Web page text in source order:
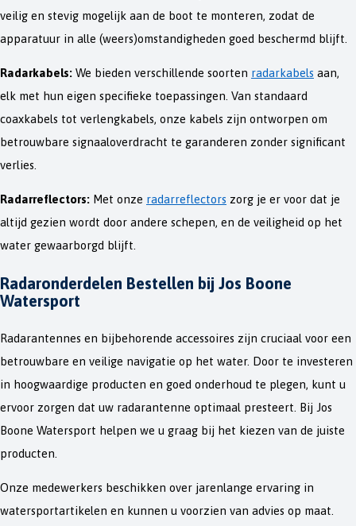
veilig en stevig mogelijk aan de boot te monteren, zodat de
apparatuur in alle (weers)omstandigheden goed beschermd blijft.
Radarkabels: We bieden verschillende soorten radarkabels aan,
elk met hun eigen specifieke toepassingen. Van standaard
coaxkabels tot verlengkabels, onze kabels zijn ontworpen om
betrouwbare signaaloverdracht te garanderen zonder significant
verlies.
Radarreflectors: Met onze radarreflectors zorg je er voor dat je
altijd gezien wordt door andere schepen, en de veiligheid op het
water gewaarborgd blijft.
Radaronderdelen Bestellen bij Jos Boone
Watersport
Radarantennes en bijbehorende accessoires zijn cruciaal voor een
betrouwbare en veilige navigatie op het water. Door te investeren
in hoogwaardige producten en goed onderhoud te plegen, kunt u
ervoor zorgen dat uw radarantenne optimaal presteert. Bij Jos
Boone Watersport helpen we u graag bij het kiezen van de juiste
producten.
Onze medewerkers beschikken over jarenlange ervaring in
watersportartikelen en kunnen u voorzien van advies op maat.